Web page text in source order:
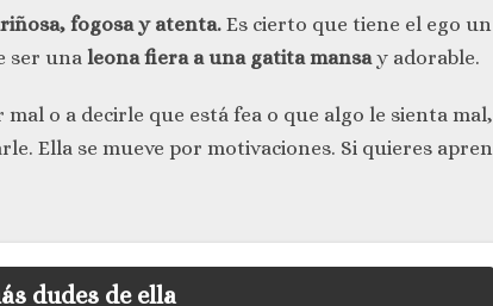
fogosa y atenta. Es cierto que tiene el ego
ser una leona fiera a una gatita mansay adorable.
o a decirle que está fea o que algo le sienta
Ella se mueve por motivaciones. Si quieres
dudes de ella